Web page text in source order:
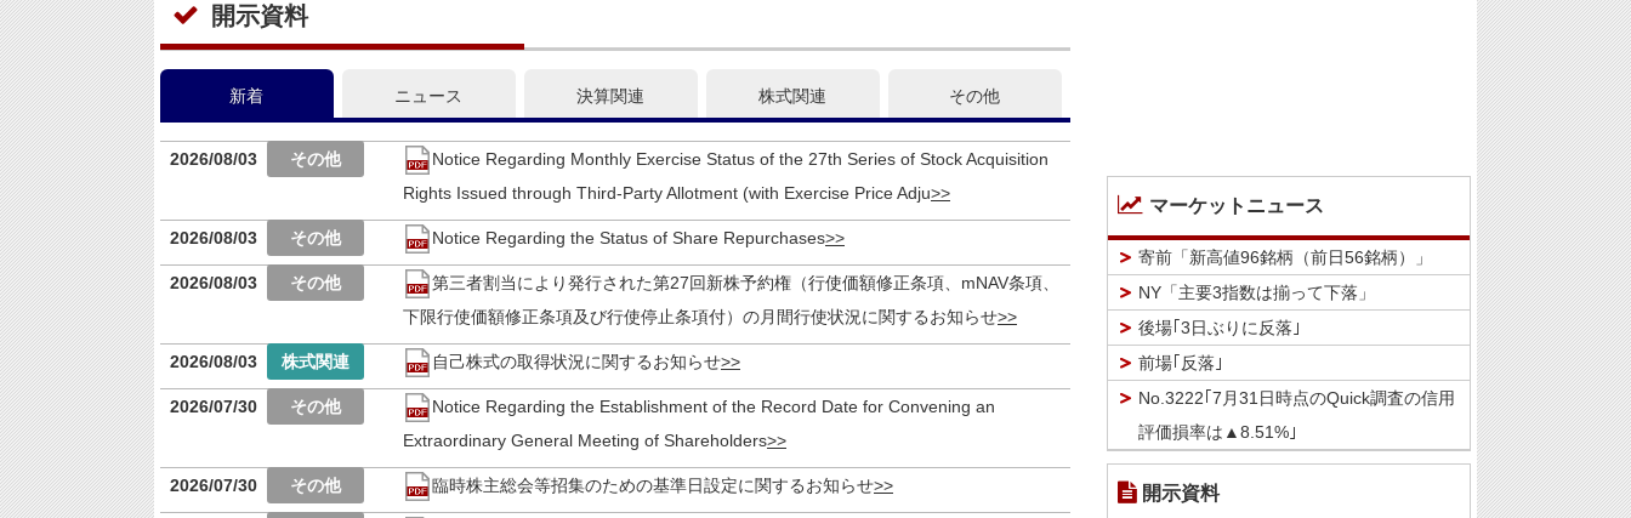
開示資料
新着 ニュース 決算関連 株式関連 その他
2026/08/03
Notice Regarding Monthly Exercise Status of the 27th Series of Stock Acquisition
Rights Issued through Third-Party Allotment (with Exercise Price Adju
2026/08/03 Notice Regarding the Status of Share Repurchases
2026/08/03
第三者割当により発行された第27回新株予約権（行使価額修正条項、mNAV条項、
下限行使価額修正条項及び行使停止条項付）の月間行使状況に関するお知らせ
2026/08/03 自己株式の取得状況に関するお知らせ
2026/07/30
Notice Regarding the Establishment of the Record Date for Convening an
Extraordinary General Meeting of Shareholders
2026/07/30 臨時株主総会等招集のための基準日設定に関するお知らせ
マーケットニュース
寄前「新高値96銘柄（前日56銘柄）」
NY「主要3指数は揃って下落」
後場｢3日ぶりに反落｣
前場｢反落｣
No.3222｢7月31日時点のQuick調査の信用
評価損率は▲8.51%｣
開示資料